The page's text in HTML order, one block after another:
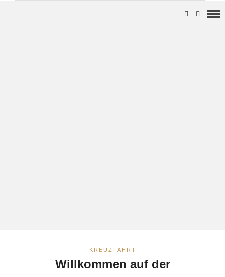
KREUZFAHRT
Willkommen auf der